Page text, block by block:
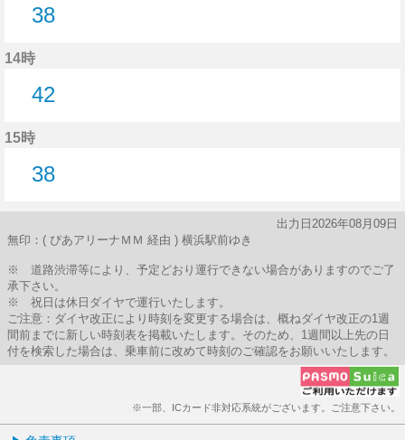
38
14時
42
15時
38
出力日2026年08月09日
無印：( ぴあアリーナＭＭ 経由 ) 横浜駅前ゆき
※ 道路渋滞等により、予定どおり運行できない場合がありますのでご了
承下さい。
※ 祝日は休日ダイヤで運行いたします。
ご注意：ダイヤ改正により時刻を変更する場合は、概ねダイヤ改正の1週
間前までに新しい時刻表を掲載いたします。そのため、1週間以上先の日
付を検索した場合は、乗車前に改めて時刻のご確認をお願いいたします。
※一部、ICカード非対応系統がございます。ご注意下さい。